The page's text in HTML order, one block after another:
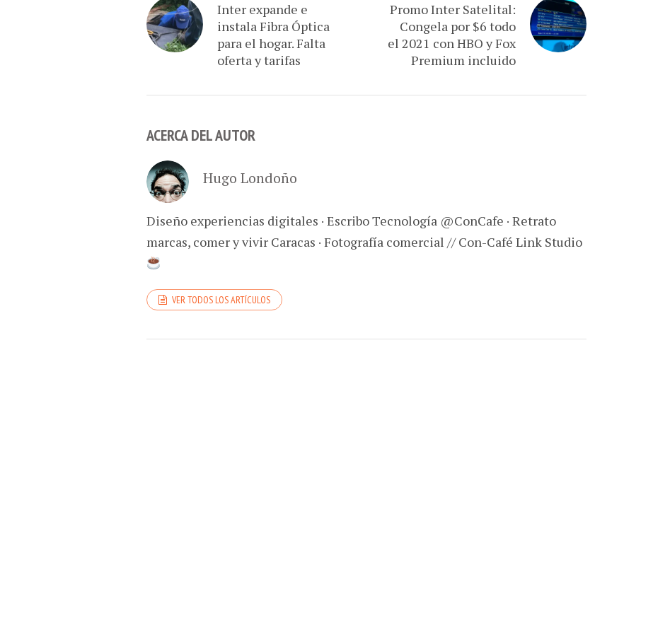
Inter expande e
instala Fibra Óptica
para el hogar. Falta
oferta y tarifas
Promo Inter Satelital:
Congela por $6 todo
el 2021 con HBO y Fox
Premium incluido
ACERCA DEL AUTOR
Hugo Londoño
Diseño experiencias digitales · Escribo Tecnología @ConCafe · Retrato
marcas, comer y vivir Caracas · Fotografía comercial // Con-Café Link Studio
VER TODOS LOS ARTÍCULOS